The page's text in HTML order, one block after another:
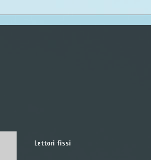
Lettori fissi